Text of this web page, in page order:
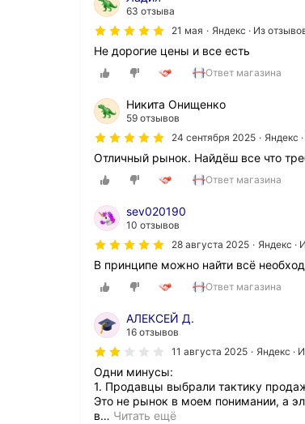
63 отзыва
21 мая
Яндекс · Из
Не дорогие цены и все есть
Ответ магазина
Никита Онищенко
59 отзывов
24 сентября 2025
Яндекс
Отличный рынок. Найдёш все что
Ответ магазина
sev020190
10 отзывов
28 августа 2025
Яндекс ·
В принципе можно найти всё
Ответ магазина
АЛЕКСЕЙ Д.
16 отзывов
11 августа 2025
Яндекс ·
Одни минусы:
1. Продавцы выбрали тактику
Это не рынок в моем понимании, а
в… Читать ещё